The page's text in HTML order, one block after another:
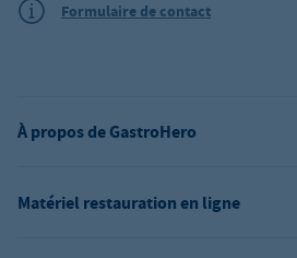
Matériel restauration en ligne
À propos de GastroHero
Formulaire de contact